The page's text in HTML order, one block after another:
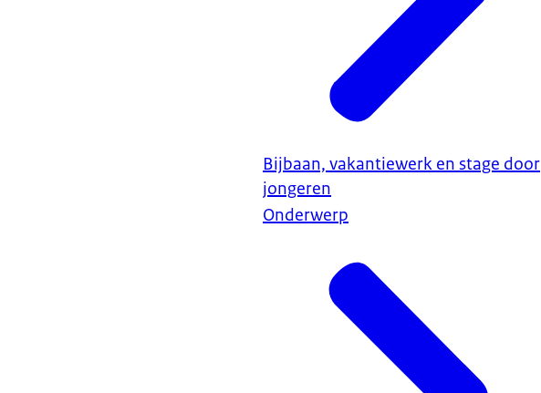
Bijbaan, vakantiewerk en stage door
jongeren
Onderwerp